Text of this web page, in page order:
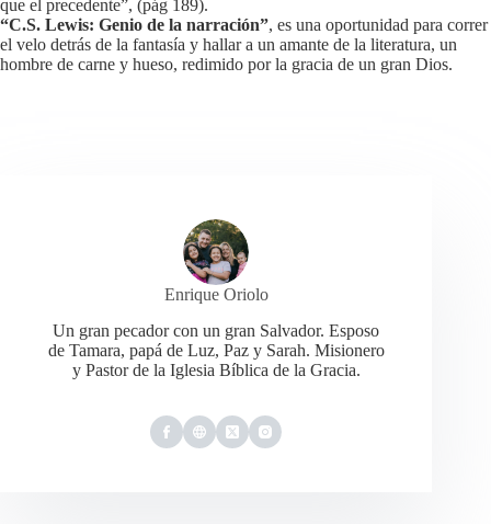
que el precedente”, (pág 189).
“C.S. Lewis: Genio de la narración”, es una oportunidad para correr
el velo detrás de la fantasía y hallar a un amante de la literatura, un
hombre de carne y hueso, redimido por la gracia de un gran Dios.
Enrique Oriolo
Un gran pecador con un gran Salvador. Esposo
de Tamara, papá de Luz, Paz y Sarah. Misionero
y Pastor de la Iglesia Bíblica de la Gracia.